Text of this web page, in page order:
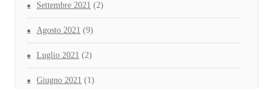
Settembre 2021 (2)
Agosto 2021 (9)
Luglio 2021 (2)
Giugno 2021 (1)